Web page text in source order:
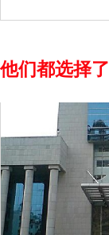
他们都选择了